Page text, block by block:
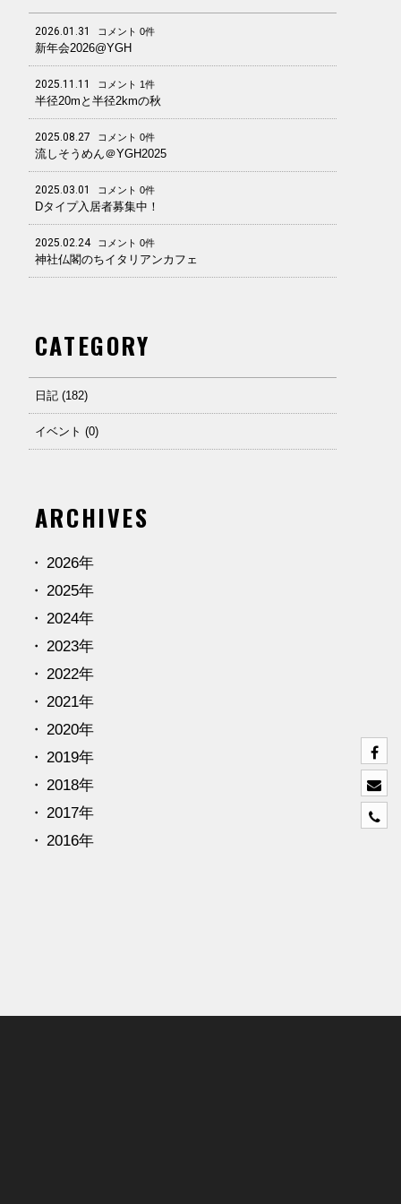
2026.01.31 コメント 0件
新年会2026@YGH
2025.11.11 コメント 1件
半径20mと半径2kmの秋
2025.08.27 コメント 0件
流しそうめん＠YGH2025
2025.03.01 コメント 0件
Dタイプ入居者募集中！
2025.02.24 コメント 0件
神社仏閣のちイタリアンカフェ
CATEGORY
日記 (182)
イベント (0)
ARCHIVES
2026年
2025年
2024年
2023年
2022年
2021年
2020年
2019年
2018年
2017年
2016年